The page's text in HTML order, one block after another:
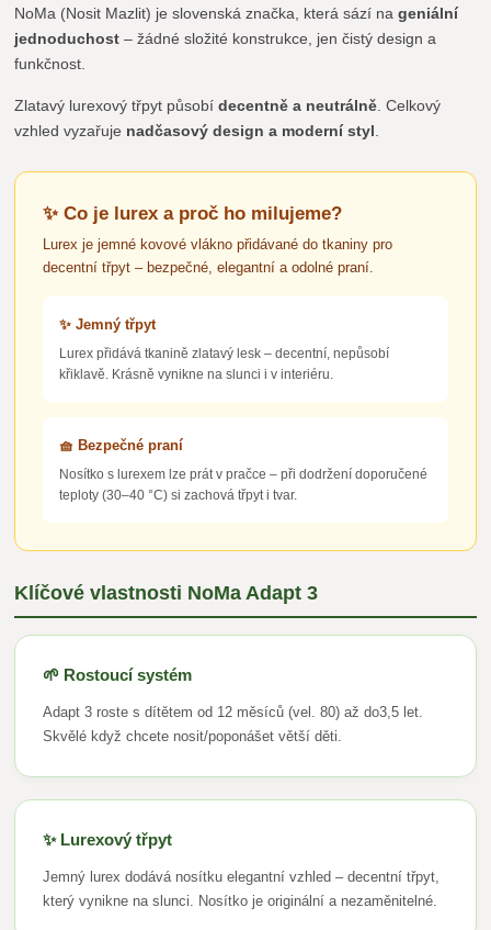
NoMa (Nosit Mazlit) je slovenská značka, která sází nageniální
jednoduchost – žádné složité konstrukce, jen čistý design a
funkčnost.
Zlatavý lurexový třpyt působídecentně a neutrálně. Celkový
vzhled vyzařuje nadčasový design a moderní styl.
✨ Co je lurex a proč ho milujeme?
Lurex je jemné kovové vlákno přidávané do tkaniny pro
decentní třpyt – bezpečné, elegantní a odolné praní.
✨ Jemný třpyt
Lurex přidává tkanině zlatavý lesk – decentní, nepůsobí
křiklavě. Krásně vynikne na slunci i v interiéru.
🧺 Bezpečné praní
Nosítko s lurexem lze prát v pračce – při dodržení doporučené
teploty (30–40 °C) si zachová třpyt i tvar.
Klíčové vlastnosti NoMa Adapt 3
🌱 Rostoucí systém
Adapt 3 roste s dítětem od 12 měsíců (vel. 80) až do3,5 let.
Skvělé když chcete nosit/poponášet větší děti.
✨ Lurexový třpyt
Jemný lurex dodává nosítku elegantní vzhled – decentní třpyt,
který vynikne na slunci. Nosítko je originální a nezaměnitelné.